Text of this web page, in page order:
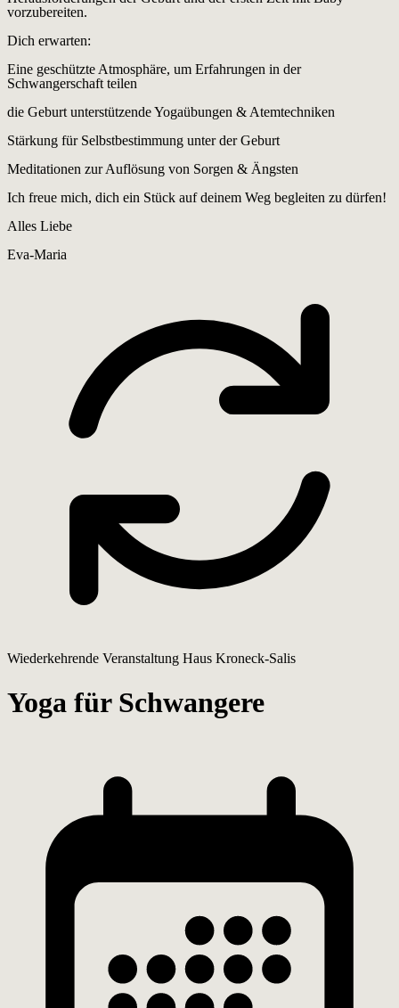
vorzubereiten.
Dich erwarten:
Eine geschützte Atmosphäre, um Erfahrungen in der
Schwangerschaft teilen
die Geburt unterstützende Yogaübungen & Atemtechniken
Stärkung für Selbstbestimmung unter der Geburt
Meditationen zur Auflösung von Sorgen & Ängsten
Ich freue mich, dich ein Stück auf deinem Weg begleiten zu dürfen!
Alles Liebe
Eva-Maria
Wiederkehrende Veranstaltung Haus Kroneck-Salis
Yoga für Schwangere